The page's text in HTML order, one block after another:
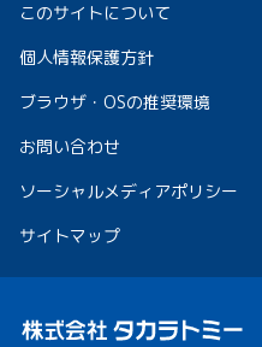
このサイトについて
個人情報保護方針
ブラウザ・OSの推奨環境
お問い合わせ
ソーシャルメディアポリシー
サイトマップ